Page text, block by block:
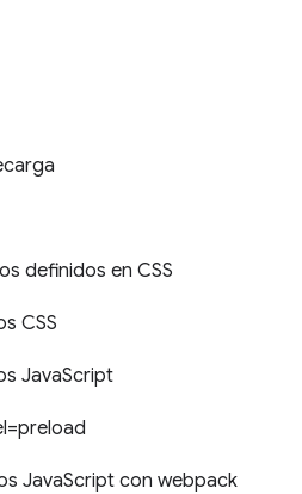
definidos en CSS
CSS
JavaScript
JavaScript con webpack